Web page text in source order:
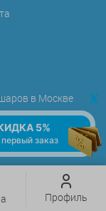
в Москве
Профиль
x
5%
заказ